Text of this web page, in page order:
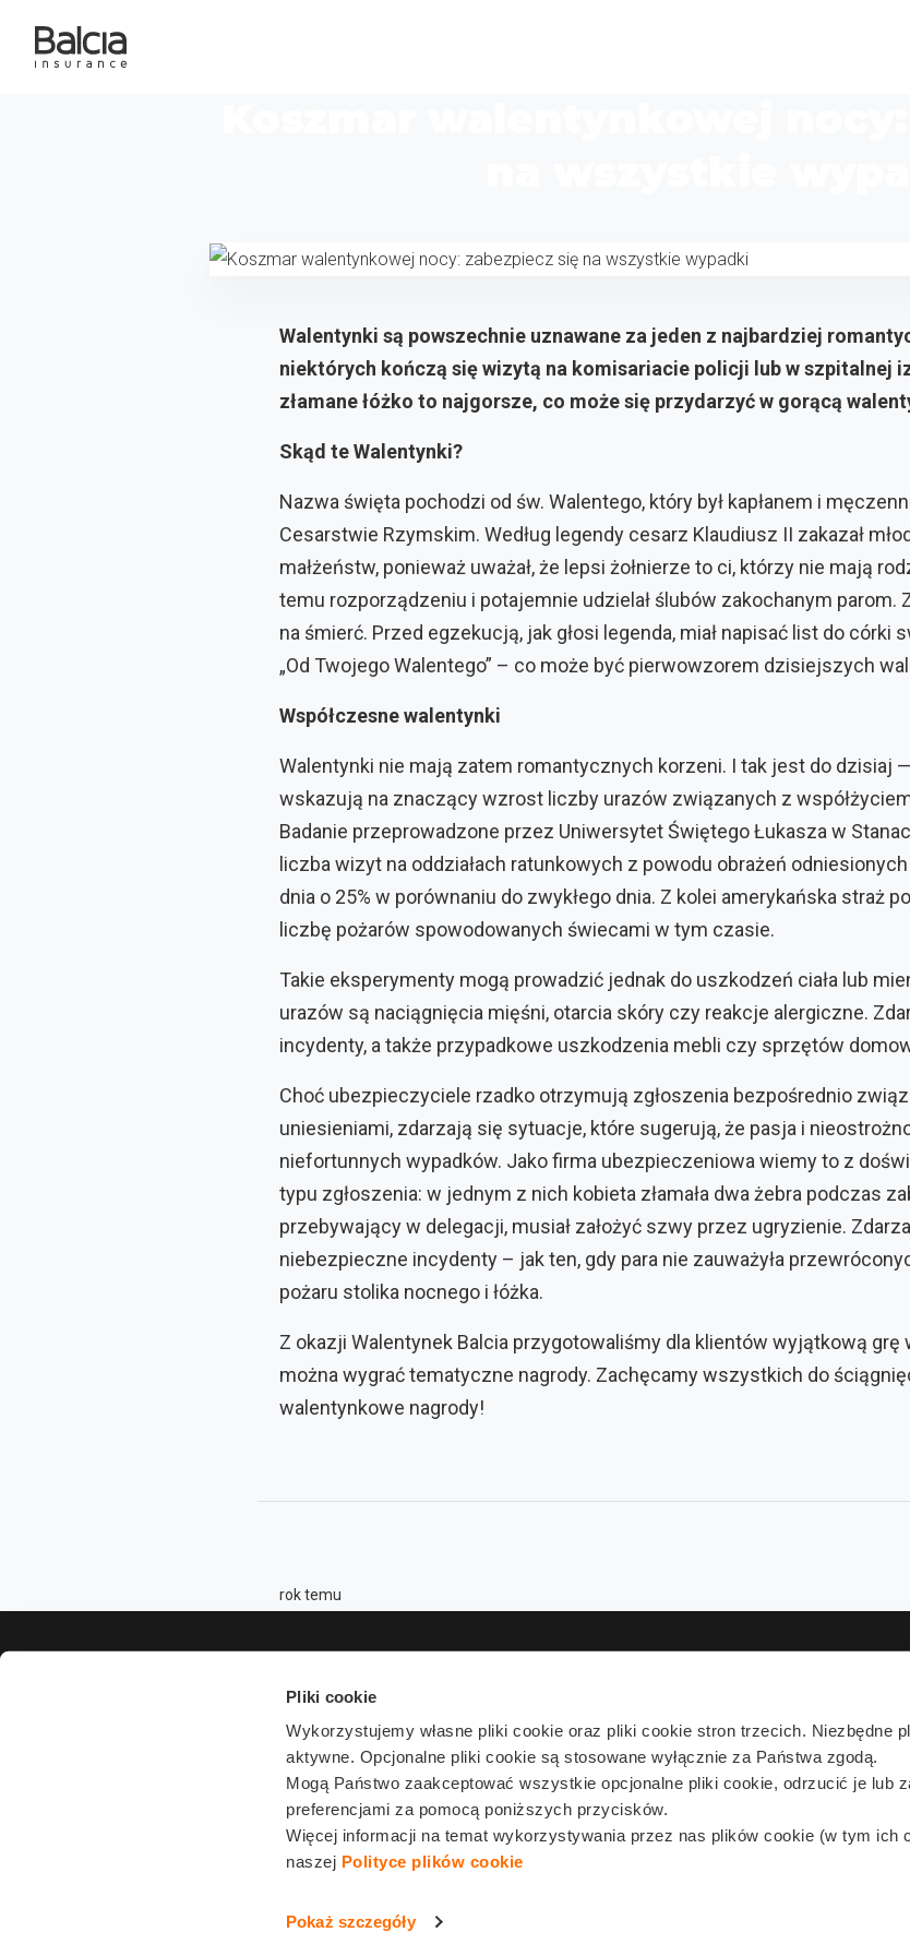
Pliki cookie
Wykorzystujemy własne pliki cookie oraz pliki cookie stron trzecich. Niezbędne
aktywne. Opcjonalne pliki cookie są stosowane wyłącznie za Państwa zgodą.
Mogą Państwo zaakceptować wszystkie opcjonalne pliki cookie, odrzucić je lub
preferencjami za pomocą poniższych przycisków.
Więcej informacji na temat wykorzystywania przez nas plików cookie (w tym ich
naszej Polityce plików cookie
Pokaż szczegóły
Walentynki są powszechnie uznawane za jeden z najbardziej
niektórych kończą się wizytą na komisariacie policji lub w szpitalnej
złamane łóżko to najgorsze, co może się przydarzyć w gorącą
Skąd te Walentynki?
Nazwa święta pochodzi od św. Walentego, który był kapłanem i
Cesarstwie Rzymskim. Według legendy cesarz Klaudiusz II zakazał
małżeństw, ponieważ uważał, że lepsi żołnierze to ci, którzy nie mają
temu rozporządzeniu i potajemnie udzielał ślubów zakochanym parom.
na śmierć. Przed egzekucją, jak głosi legenda, miał napisać list do córki
„Od Twojego Walentego” – co może być pierwowzorem dzisiejszych
Współczesne walentynki
Walentynki nie mają zatem romantycznych korzeni. I tak jest do dzisiaj
wskazują na znaczący wzrost liczby urazów związanych z
Badanie przeprowadzone przez Uniwersytet Świętego Łukasza w
liczba wizyt na oddziałach ratunkowych z powodu obrażeń
dnia o 25% w porównaniu do zwykłego dnia. Z kolei amerykańska straż
liczbę pożarów spowodowanych świecami w tym czasie.
Takie eksperymenty mogą prowadzić jednak do uszkodzeń ciała lub
urazów są naciągnięcia mięśni, otarcia skóry czy reakcje alergiczne.
incydenty, a także przypadkowe uszkodzenia mebli czy sprzętów
Choć ubezpieczyciele rzadko otrzymują zgłoszenia bezpośrednio
uniesieniami, zdarzają się sytuacje, które sugerują, że pasja i
niefortunnych wypadków. Jako firma ubezpieczeniowa wiemy to z
typu zgłoszenia: w jednym z nich kobieta złamała dwa żebra podczas
przebywający w delegacji, musiał założyć szwy przez ugryzienie.
niebezpieczne incydenty – jak ten, gdy para nie zauważyła
pożaru stolika nocnego i łóżka.
Z okazji Walentynek Balcia przygotowaliśmy dla klientów wyjątkową grę
można wygrać tematyczne nagrody. Zachęcamy wszystkich do
walentynkowe nagrody!
rok temu
Podając swój adres e-mail wyrażam zgodę na otrzymywanie od Balcia informacji
bezpośredni drogą elektroniczną.